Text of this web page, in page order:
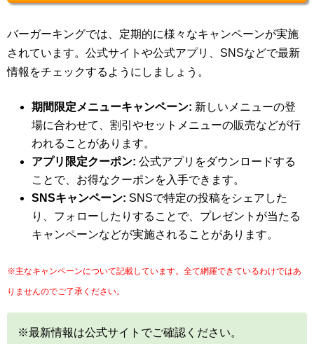
バーガーキングでは、定期的に様々なキャンペーンが実施
されています。公式サイトや公式アプリ、SNSなどで最新
情報をチェックするようにしましょう。
期間限定メニューキャンペーン: 新しいメニューの登
場に合わせて、割引やセットメニューの販売などが行
われることがあります。
アプリ限定クーポン: 公式アプリをダウンロードする
ことで、お得なクーポンを入手できます。
SNSキャンペーン: SNSで特定の投稿をシェアした
り、フォローしたりすることで、プレゼントが当たる
キャンペーンなどが実施されることがあります。
※主なキャンペーンについて記載しています。全て網羅できているわけではあ
りませんのでご了承ください。
※最新情報は公式サイトでご確認ください。